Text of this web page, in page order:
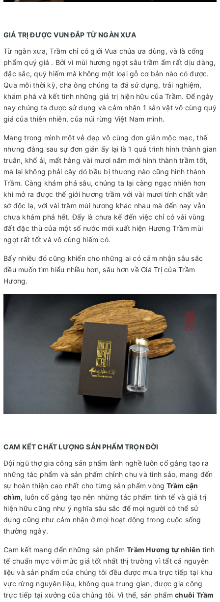
GIÁ TRỊ ĐƯỢC VUN ĐẮP TỪ NGÀN XƯA
Từ ngàn xưa, Trầm chỉ có giới Vua chúa ưa dùng, và là cống
phẩm quý giá . Bởi vì mùi hương ngọt sâu trầm ấm rất dịu dàng,
đặc sắc, quý hiếm mà không một loại gỗ cơ bản nào có được.
Qua mỗi thời kỳ, cha ông chúng ta đã sử dụng, trải nghiệm,
khám phá và kết tinh những giá trị hiện hữu của Trầm. Để ngày
nay chúng ta được sử dụng và cảm nhận 1 sản vật vô cùng quý
giá của thiên nhiên, của núi rừng Việt Nam mình.
Mang trong mình một vẻ đẹp vô cùng đơn giản mộc mạc, thế
nhưng đằng sau sự đơn giản ấy lại là 1 quá trình hình thành gian
truân, khổ ải, mất hàng vài mươi năm mới hình thành trầm tốt,
mà lại không phải cây dó bầu bị thương nào cũng hình thành
Trầm. Càng khám phá sâu, chúng ta lại càng ngạc nhiên hơn
khi mở ra được thế giới hương trầm với vài mươi tính chất vân
sớ độc lạ, với vài trăm mùi hương khác nhau mà đến nay vẫn
chưa khám phá hết. Đấy là chưa kể đến việc chỉ có vài vùng
đất đặc thù của một số nước mới xuất hiện Hương Trầm mùi
ngọt rất tốt và vô cùng hiếm có.
Bấy nhiêu đó cũng khiến cho những ai có cảm nhận sâu sắc
đều muốn tìm hiểu nhiều hơn, sâu hơn về Giá Trị của Trầm
Hương.
CAM KẾT CHẤT LƯỢNG SẢN PHẨM TRỌN ĐỜI
Đội ngũ thợ gia công sản phẩm lành nghề luôn cố gắng tạo ra
những tác phẩm và sản phẩm chỉnh chu và tinh sảo, mang đến
sự hoàn thiện cao nhất cho từng sản phẩm vòng Trầm cận
chìm, luôn cố gắng tạo nên những tác phẩm tinh tế và giá trị
hiện hữu cũng như ý nghĩa sâu sắc để mọi người có thể sử
dụng cũng như cảm nhận ở mọi hoạt động trong cuộc sống
thường ngày.
Cam kết mang đến những sản phẩm Trầm Hương tự nhiên tinh
tế chuẩn mực với mức giá tốt nhất thị trường vì tất cả nguyên
liệu và sản phẩm của chúng tôi đều được mua trực tiếp tại khu
vực rừng nguyên liệu, không qua trung gian, được gia công
trực tiếp tại xưởng của chúng tôi. Vì thế, sản phẩm chuỗi Trầm